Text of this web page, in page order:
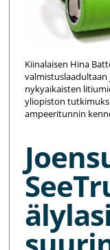
Kiinalaisen Hina
valmistuslaadultaan
nykyaikaisten
yliopiston
ampeeritunnin